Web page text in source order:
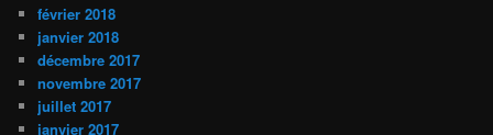
février 2018
janvier 2018
décembre 2017
novembre 2017
juillet 2017
janvier 2017